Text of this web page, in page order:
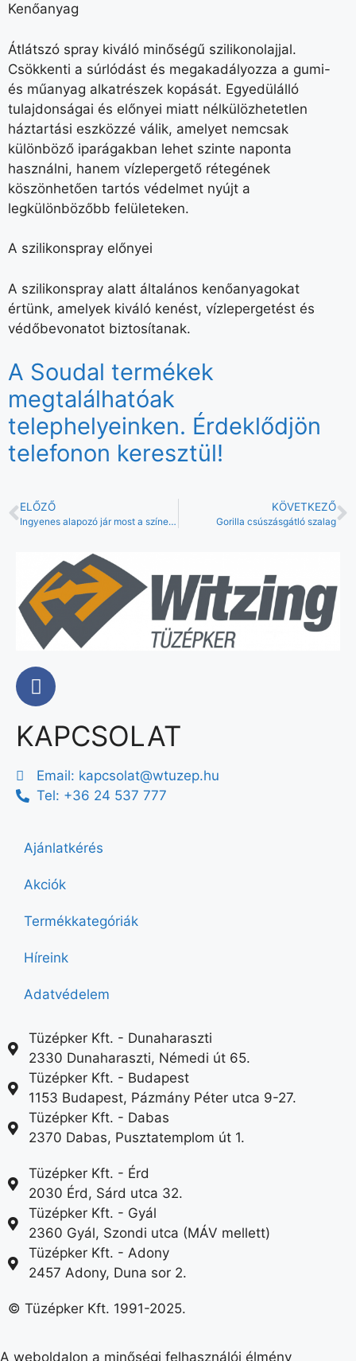
Kenőanyag
Átlátszó spray kiváló minőségű szilikonolajjal.
Csökkenti a súrlódást és megakadályozza a gumi-
és műanyag alkatrészek kopását. Egyedülálló
tulajdonságai és előnyei miatt nélkülözhetetlen
háztartási eszközzé válik, amelyet nemcsak
különböző iparágakban lehet szinte naponta
használni, hanem vízlepergető rétegének
köszönhetően tartós védelmet nyújt a
legkülönbözőbb felületeken.
A szilikonspray előnyei
A szilikonspray alatt általános kenőanyagokat
értünk, amelyek kiváló kenést, vízlepergetést és
védőbevonatot biztosítanak.
A Soudal termékek
megtalálhatóak
telephelyeinken. Érdeklődjön
telefonon keresztül!
ELŐZŐ
Ingyenes alapozó jár most a színes vakolatokhoz!
KÖVETKEZŐ
Gorilla csúszásgátló szalag
KAPCSOLAT
Email: kapcsolat@wtuzep.hu
Tel: +36 24 537 777
Ajánlatkérés
Akciók
Termékkategóriák
Híreink
Adatvédelem
Tüzépker Kft. - Dunaharaszti
2330 Dunaharaszti, Némedi út 65.
Tüzépker Kft. - Budapest
1153 Budapest, Pázmány Péter utca 9-27.
Tüzépker Kft. - Dabas
2370 Dabas, Pusztatemplom út 1.
Tüzépker Kft. - Érd
2030 Érd, Sárd utca 32.
Tüzépker Kft. - Gyál
2360 Gyál, Szondi utca (MÁV mellett)
Tüzépker Kft. - Adony
2457 Adony, Duna sor 2.
© Tüzépker Kft. 1991-2025.
A weboldalon a minőségi felhasználói élmény